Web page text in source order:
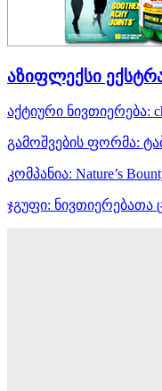
აზიფლექსი
აქტიური ნივთიერება:
გამოშვების ფორმა:
კომპანია: Nature’s
ჯგუფი: ნივთიერებათა